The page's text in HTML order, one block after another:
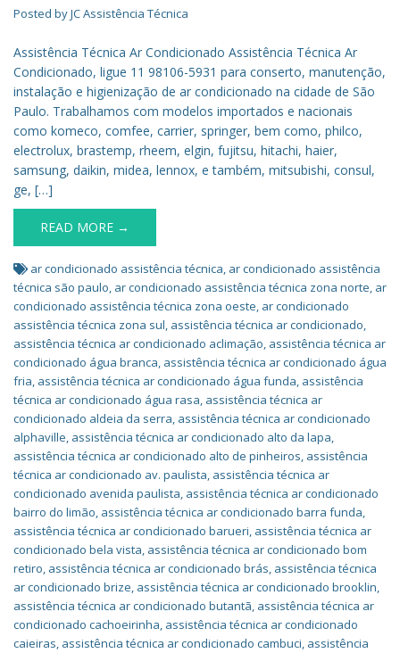
Posted byJC Assistência Técnica
Assistência Técnica Ar Condicionado Assistência Técnica Ar
Condicionado, ligue 11 98106-5931 para conserto, manutenção,
instalação e higienização de ar condicionado na cidade de São
Paulo. Trabalhamos com modelos importados e nacionais
como komeco, comfee, carrier, springer, bem como, philco,
electrolux, brastemp, rheem, elgin, fujitsu, hitachi, haier,
samsung, daikin, midea, lennox, e também, mitsubishi, consul,
ge, […]
READ MORE →
ar condicionado assistência técnica, ar condicionado assistência
técnica são paulo, ar condicionado assistência técnica zona norte, ar
condicionado assistência técnica zona oeste, ar condicionado
assistência técnica zona sul, assistência técnica ar condicionado,
assistência técnica ar condicionado aclimação, assistência técnica ar
condicionado água branca, assistência técnica ar condicionado água
fria, assistência técnica ar condicionado água funda, assistência
técnica ar condicionado água rasa, assistência técnica ar
condicionado aldeia da serra, assistência técnica ar condicionado
alphaville, assistência técnica ar condicionado alto da lapa,
assistência técnica ar condicionado alto de pinheiros, assistência
técnica ar condicionado av. paulista, assistência técnica ar
condicionado avenida paulista, assistência técnica ar condicionado
bairro do limão, assistência técnica ar condicionado barra funda,
assistência técnica ar condicionado barueri, assistência técnica ar
condicionado bela vista, assistência técnica ar condicionado bom
retiro, assistência técnica ar condicionado brás, assistência técnica
ar condicionado brize, assistência técnica ar condicionado brooklin,
assistência técnica ar condicionado butantã, assistência técnica ar
condicionado cachoeirinha, assistência técnica ar condicionado
caieiras, assistência técnica ar condicionado cambuci, assistência